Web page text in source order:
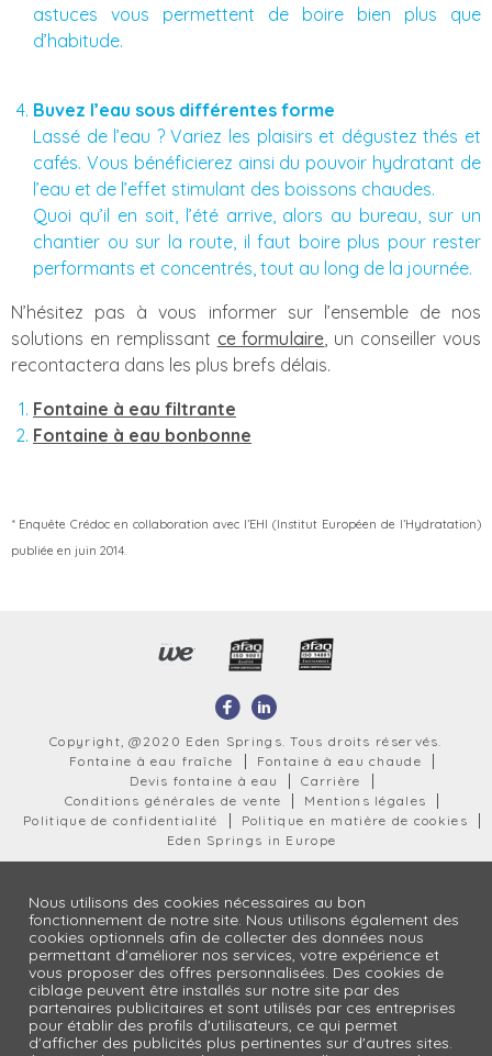
astuces vous permettent de boire bien plus que
d’habitude.
Buvez l’eau sous différentes forme
Lassé de l’eau ? Variez les plaisirs et dégustez thés et
cafés. Vous bénéficierez ainsi du pouvoir hydratant de
l’eau et de l’effet stimulant des boissons chaudes.
Quoi qu’il en soit, l’été arrive, alors au bureau, sur un
chantier ou sur la route, il faut boire plus pour rester
performants et concentrés, tout au long de la journée.
N’hésitez pas à vous informer sur l’ensemble de nos
solutions en remplissant ce formulaire, un conseiller vous
recontactera dans les plus brefs délais.
Fontaine à eau filtrante
Fontaine à eau bonbonne
* Enquête Crédoc en collaboration avec l’EHI (Institut Européen de l’Hydratation)
publiée en juin 2014.
Copyright, @2020 Eden Springs. Tous droits réservés.
Fontaine à eau fraîche
Fontaine à eau chaude
Devis fontaine à eau
Carrière
Conditions générales de vente
Mentions légales
Politique de confidentialité
Politique en matière de cookies
Eden Springs in Europe
Nous utilisons des cookies nécessaires au bon
fonctionnement de notre site. Nous utilisons également des
cookies optionnels afin de collecter des données nous
permettant d'améliorer nos services, votre expérience et
vous proposer des offres personnalisées. Des cookies de
ciblage peuvent être installés sur notre site par des
partenaires publicitaires et sont utilisés par ces entreprises
pour établir des profils d'utilisateurs, ce qui permet
d'afficher des publicités plus pertinentes sur d'autres sites.